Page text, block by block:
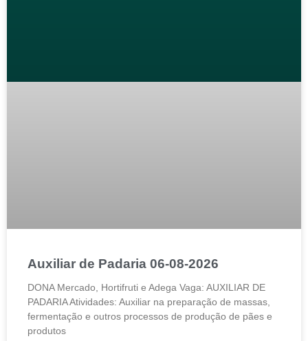
Auxiliar de Padaria 06-08-2026
DONA Mercado, Hortifruti e Adega Vaga: AUXILIAR DE
PADARIA Atividades: Auxiliar na preparação de massas,
fermentação e outros processos de produção de pães e
produtos